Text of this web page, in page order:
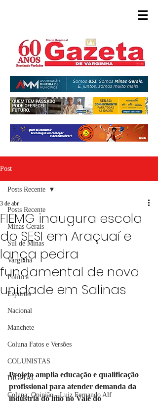
Post
Posts Recente
Minas Gerais
Sul de Minas
Varginha
Política
Esportes
Nacional
Manchete
Coluna Fatos e Versões
COLUNISTAS
DIGITAL
Coluna: Opinião - Luiz Fernando Alf
Posts Recente
FIEMG inaugura escola
do SESI em Araçuaí e
lança pedra
fundamental de nova
unidade em Salinas
3 de abr.
Projeto amplia educação e qualificação
profissional para atender demanda da
indústria do lítio no Vale do